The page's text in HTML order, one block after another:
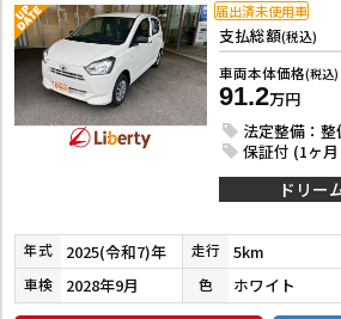
支払総額(税込)
車両本体価格(税込)
91.2万円
法定整備：整
保証付 (1ヶ
届出済未使用車
ドリー
年式 2025(令和7)年 走行 5km
車検 2028年9月 色 ホワイト